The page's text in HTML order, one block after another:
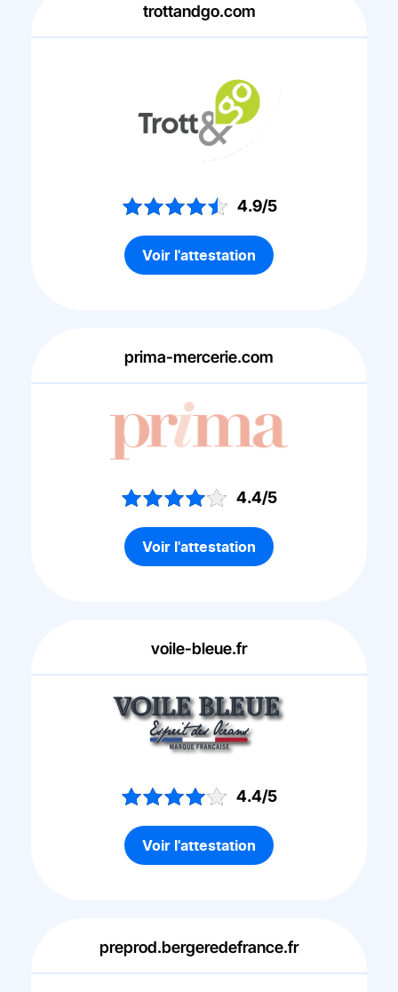
trottandgo.com
4.9/5
Voir l'attestation
prima-mercerie.com
4.4/5
Voir l'attestation
voile-bleue.fr
4.4/5
Voir l'attestation
preprod.bergeredefrance.fr